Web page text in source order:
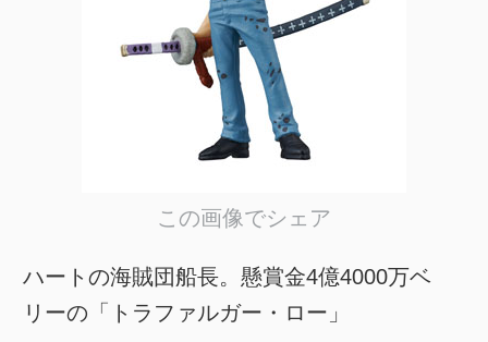
この画像でシェア
ハートの海賊団船長。懸賞金4億4000万ベ
リーの「トラファルガー・ロー」